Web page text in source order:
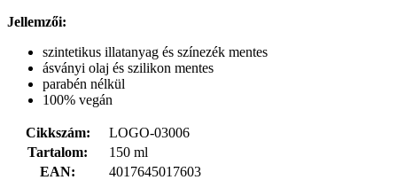
Jellemzői:
szintetikus illatanyag és színezék mentes
ásványi olaj és szilikon mentes
parabén nélkül
100% vegán
Cikkszám:
LOGO-03006
Tartalom:
150 ml
EAN:
4017645017603